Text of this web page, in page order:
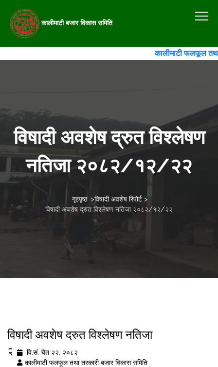
कालीमाटी बजार विकास समिति
कालीमाटी फलफूल तथा
विषादी अवशेष द्रुत विश्लेषण
नतिजा २०८२/१२/२२
गृहपृष्ठ >विषादी अवशेष रिपोर्ट>
विषादी अवशेष द्रुत विश्लेषण नतिजा २०८२/१२/२२
विषादी अवशेष द्रुत विश्लेषण नतिजा
२०८२/१२/२२
वि.सं. चैत २२, २०८२
कालीमाटी फलफूल तथा तरकारी बजार विकास समिति